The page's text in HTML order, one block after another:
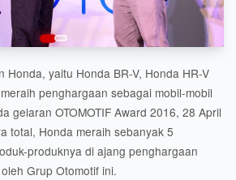
Honda, yaitu Honda BR-V, Honda HR-V
penghargaan sebagai mobil-mobil
gelaran OTOMOTIF Award 2016, 28 April
total, Honda meraih sebanyak 5
produknya di ajang penghargaan
Grup Otomotif ini.